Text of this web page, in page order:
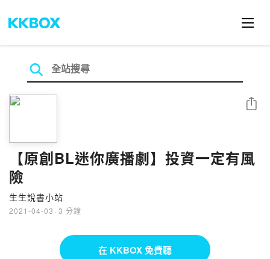
【原創BL迷你廣播劇】投資一定有風
險
生生說書小站
2021-04-03 · 3 分鐘
分享
在 KKBOX 免費聽